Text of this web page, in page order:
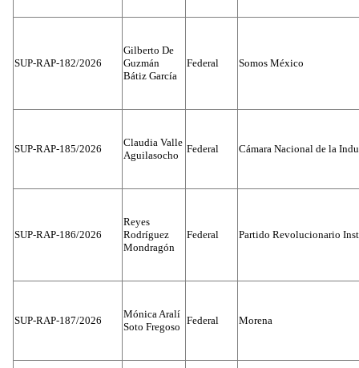
SUP-RAP-182/2026
Gilberto De
Guzmán
Bátiz García
Federal Somos México
SUP-RAP-185/2026
Claudia Valle
Aguilasocho
Federal Cámara Nacional de la
SUP-RAP-186/2026
Reyes
Rodríguez
Mondragón
Federal Partido Revolucionario
SUP-RAP-187/2026
Mónica Aralí
Soto Fregoso
Federal Morena